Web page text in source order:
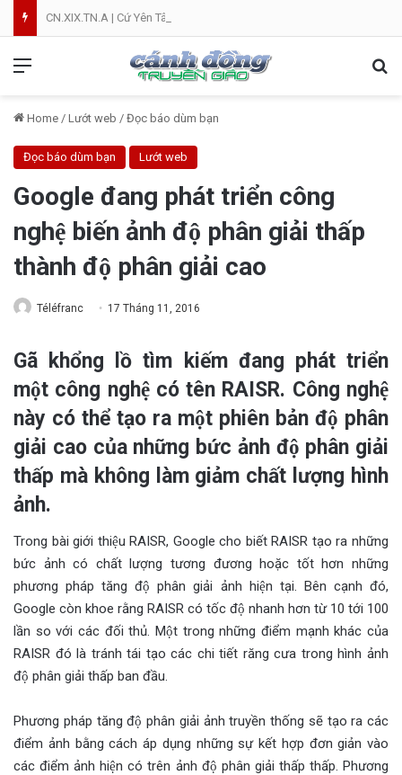
CN.XIX.TN.A | Cứ Yên Tâm | NVT
Home / Lướt web / Đọc báo dùm bạn
Đọc báo dùm bạn Lướt web
Google đang phát triển công
nghệ biến ảnh độ phân giải thấp
thành độ phân giải cao
Téléfranc 17 Tháng 11, 2016
Gã khổng lồ tìm kiếm đang phát triển
một công nghệ có tên RAISR. Công nghệ
này có thể tạo ra một phiên bản độ phân
giải cao của những bức ảnh độ phân giải
thấp mà không làm giảm chất lượng hình
ảnh.
Trong bài giới thiệu RAISR, Google cho biết RAISR tạo ra những
bức ảnh có chất lượng tương đương hoặc tốt hơn những
phương pháp tăng độ phân giải ảnh hiện tại. Bên cạnh đó,
Google còn khoe rằng RAISR có tốc độ nhanh hơn từ 10 tới 100
lần so với các đối thủ. Một trong những điểm mạnh khác của
RAISR đó là tránh tái tạo các chi tiết răng cưa trong hình ảnh
độ phân giải thấp ban đầu.
Phương pháp tăng độ phân giải ảnh truyền thống sẽ tạo ra các
điểm ảnh bằng cách áp dụng những sự kết hợp đơn giản vào
các điểm ảnh hiện có trên ảnh độ phân giải thấp thấp. Phương